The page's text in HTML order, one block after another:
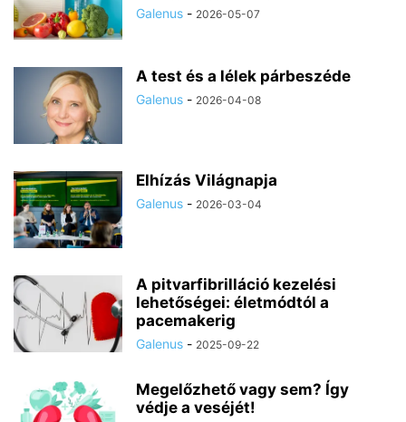
Galenus - 2026-05-07
A test és a lélek párbeszéde
Galenus - 2026-04-08
Elhízás Világnapja
Galenus - 2026-03-04
A pitvarfibrilláció kezelési
lehetőségei: életmódtól a
pacemakerig
Galenus - 2025-09-22
Megelőzhető vagy sem? Így
védje a veséjét!